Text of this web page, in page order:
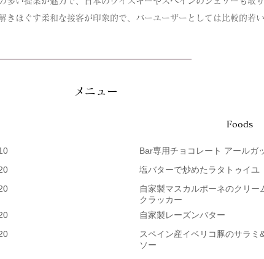
ほぐす柔和な接客が印象的で、バーユーザーとしては比較的若
メニュー
Foods
Bar専用チョコレート アールガ
塩バターで炒めたラタトゥイユ
自家製マスカルポーネのクリー
クラッカー
自家製レーズンバター
スペイン産イベリコ豚のサラミ
ソー